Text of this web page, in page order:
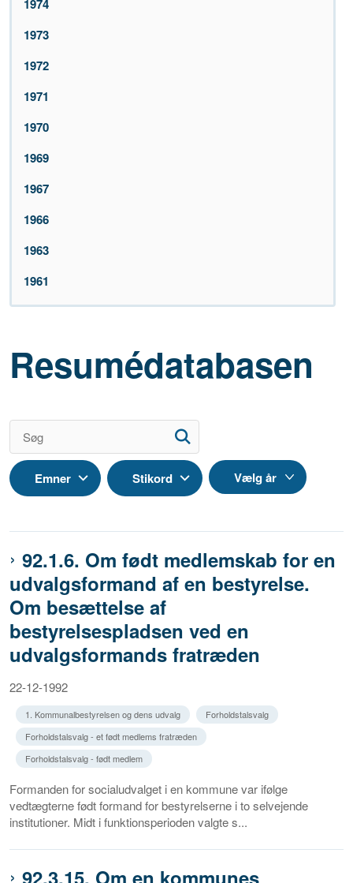
1974
1973
1972
1971
1970
1969
1967
1966
1963
1961
Resumédatabasen
Emner Stikord
92.1.6. Om født medlemskab for en
udvalgsformand af en bestyrelse.
Om besættelse af
bestyrelsespladsen ved en
udvalgsformands fratræden
22-12-1992
1. Kommunalbestyrelsen og dens udvalg
Forholdstalsvalg
Forholdstalsvalg - et født medlems fratræden
Forholdstalsvalg - født medlem
Formanden for socialudvalget i en kommune var ifølge
vedtægterne født formand for bestyrelserne i to selvejende
institutioner. Midt i funktionsperioden valgte s...